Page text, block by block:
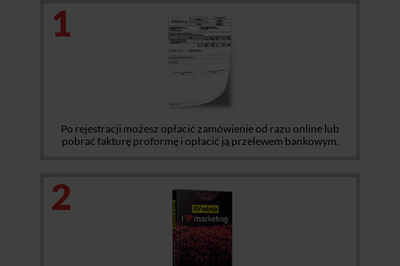
1
Po rejestracji możesz opłacić zamówienie od razu online lub
pobrać fakturę proformę i opłacić ją przelewem bankowym.
2